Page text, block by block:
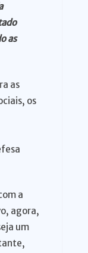
as
as
os
a
agora,
um